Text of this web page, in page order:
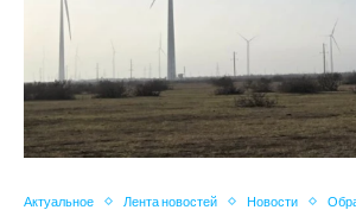
Актуальное Лента новостей Новости